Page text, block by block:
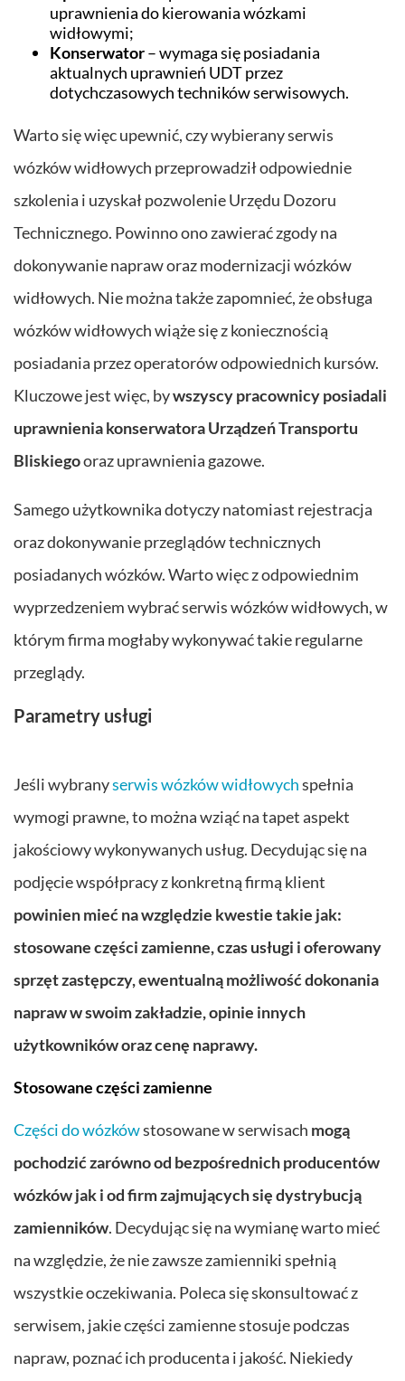
uprawnienia do kierowania wózkami
widłowymi;
Konserwator– wymaga się posiadania
aktualnych uprawnień UDT przez
dotychczasowych techników serwisowych.
Warto się więc upewnić, czy wybierany serwis
wózków widłowych przeprowadził odpowiednie
szkolenia i uzyskał pozwolenie Urzędu Dozoru
Technicznego. Powinno ono zawierać zgody na
dokonywanie napraw oraz modernizacji wózków
widłowych. Nie można także zapomnieć, że obsługa
wózków widłowych wiąże się z koniecznością
posiadania przez operatorów odpowiednich kursów.
Kluczowe jest więc, bywszyscy pracownicy posiadali
uprawnienia konserwatora Urządzeń Transportu
Bliskiegooraz uprawnienia gazowe.
Samego użytkownika dotyczy natomiast rejestracja
oraz dokonywanie przeglądów technicznych
posiadanych wózków. Warto więc z odpowiednim
wyprzedzeniem wybrać serwis wózków widłowych, w
którym firma mogłaby wykonywać takie regularne
przeglądy.
Parametry usługi
Jeśli wybranyserwis wózków widłowychspełnia
wymogi prawne, to można wziąć na tapet aspekt
jakościowy wykonywanych usług. Decydując się na
podjęcie współpracy z konkretną firmą klient
powinien mieć na względzie kwestie takie jak:
stosowane części zamienne, czas usługi i oferowany
sprzęt zastępczy, ewentualną możliwość dokonania
napraw w swoim zakładzie, opinie innych
użytkowników oraz cenę naprawy.
Stosowane części zamienne
Części do wózkówstosowane w serwisach mogą
pochodzić zarówno od bezpośrednich producentów
wózków jak i od firm zajmujących się dystrybucją
zamienników. Decydując się na wymianę warto mieć
na względzie, że nie zawsze zamienniki spełnią
wszystkie oczekiwania. Poleca się skonsultować z
serwisem, jakie części zamienne stosuje podczas
napraw, poznać ich producenta i jakość. Niekiedy